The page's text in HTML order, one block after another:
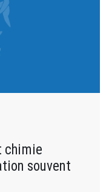
chimie
souvent